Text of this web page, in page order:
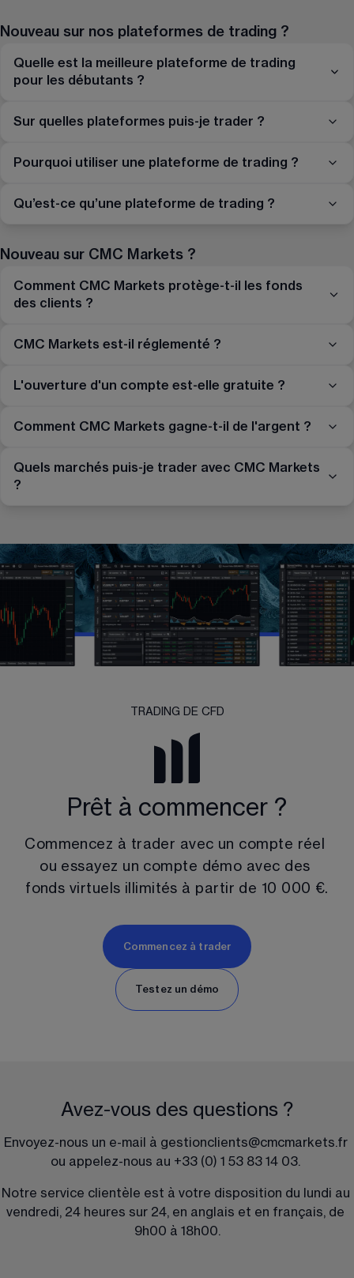
Nouveau sur nos plateformes de trading ?
Quelle est la meilleure plateforme de trading
pour les débutants ?
Sur quelles plateformes puis-je trader ?
Pourquoi utiliser une plateforme de trading ?
Qu’est-ce qu’une plateforme de trading ?
Nouveau sur CMC Markets ?
Comment CMC Markets protège-t-il les fonds
des clients ?
CMC Markets est-il réglementé ?
L'ouverture d'un compte est-elle gratuite ?
Comment CMC Markets gagne-t-il de l'argent ?
Quels marchés puis-je trader avec CMC Markets
?
TRADING DE CFD
Prêt à commencer ?
Commencez à trader avec un compte réel
ou essayez un compte démo avec des
fonds virtuels illimités à partir de 10 000 €.
Commencez à trader
Testez un démo
Avez-vous des questions ?
Envoyez-nous un e-mail à gestionclients@cmcmarkets.fr
ou appelez-nous au +33 (0) 1 53 83 14 03.
Notre service clientèle est à votre disposition du lundi au
vendredi, 24 heures sur 24, en anglais et en français, de
9h00 à 18h00.